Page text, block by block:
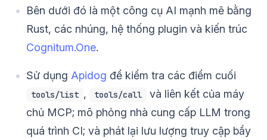
Bên dưới đó là một công cụ AI mạnh mẽ bằng
Rust, các nhúng, hệ thống plugin và kiến trúc
Cognitum.One.
Sử dụng Apidog để kiểm tra các điểm cuối
tools/list , tools/call
và liên kết của máy
chủ MCP; mô phỏng nhà cung cấp LLM trong
quá trình CI; và phát lại lưu lượng truy cập bầy